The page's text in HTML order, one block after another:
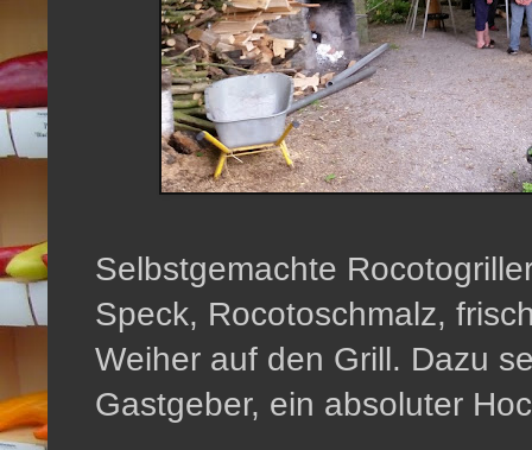
Selbstgemachte
Speck, Rocotoschmalz,
Weiher auf den Grill. Dazu
Gastgeber, ein absoluter